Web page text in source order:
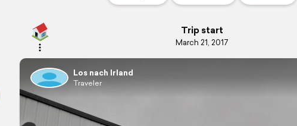
Trip start
March 21, 2017
Los nach Irland
Traveler